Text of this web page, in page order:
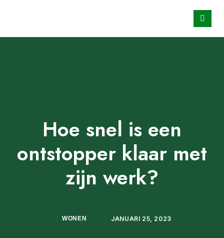
Hoe snel is een
ontstopper klaar met
zijn werk?
WONEN JANUARI 25, 2023